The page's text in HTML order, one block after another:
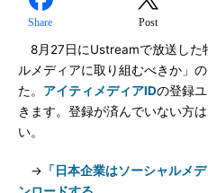
Share Post
8月27日にUstreamで放送した
ルメディアに取り組むべきか」
た。 アイティメディアIDの登録
きます。登録が済んでいない方
い。
→ 「日本企業はソーシャルメ